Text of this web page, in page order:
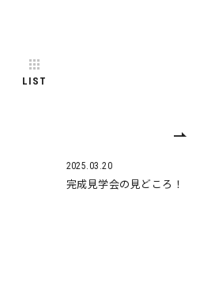
LIST
2025.03.20
完成見学会の見どころ！